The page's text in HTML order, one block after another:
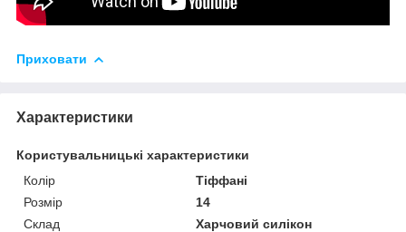
Приховати
Характеристики
Користувальницькі характеристики
Колір
Тіффані
Розмір
14
Склад
Харчовий силікон